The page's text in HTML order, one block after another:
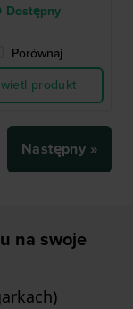
Dostępny
Porównaj
produkt
Następny »
na swoje